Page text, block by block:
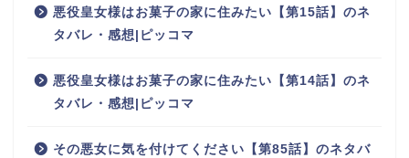
悪役皇女様はお菓子の家に住みたい【第15話】のネ
タバレ・感想|ピッコマ
悪役皇女様はお菓子の家に住みたい【第14話】のネ
タバレ・感想|ピッコマ
その悪女に気を付けてください【第85話】のネタバ